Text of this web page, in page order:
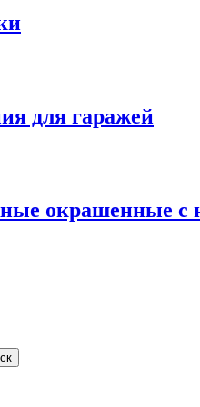
для гаражей
окрашенные с